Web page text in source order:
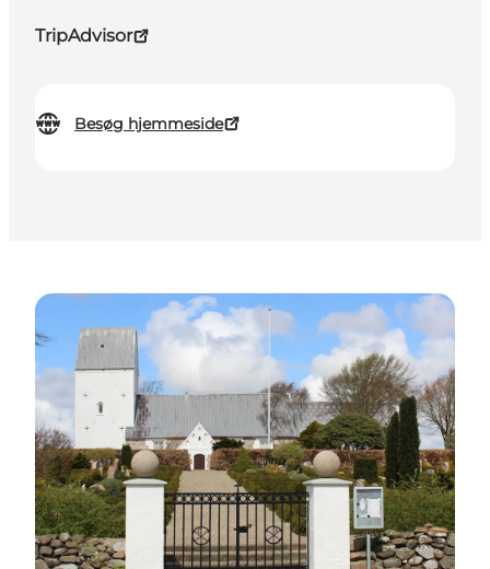
TripAdvisor
Besøg hjemmeside